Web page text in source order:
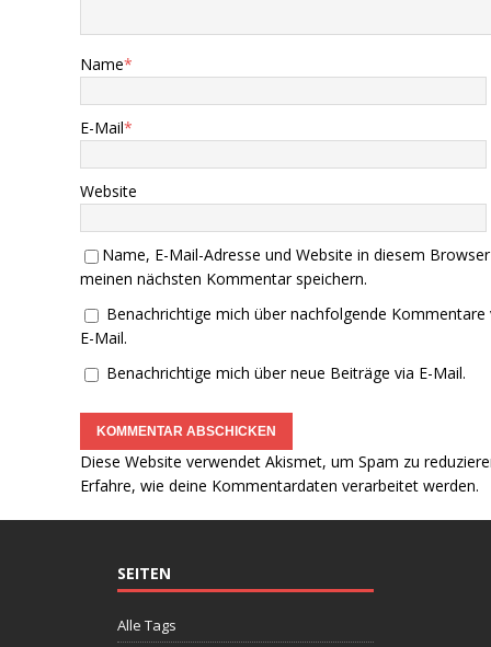
Name*
E-Mail*
Website
Name, E-Mail-Adresse und Website in diesem
meinen nächsten Kommentar speichern.
Benachrichtige mich über nachfolgende Kommentare
E-Mail.
Benachrichtige mich über neue Beiträge via E-Mail.
Diese Website verwendet Akismet, um Spam zu
Erfahre, wie deine Kommentardaten verarbeitet werden.
SEITEN
Alle Tags